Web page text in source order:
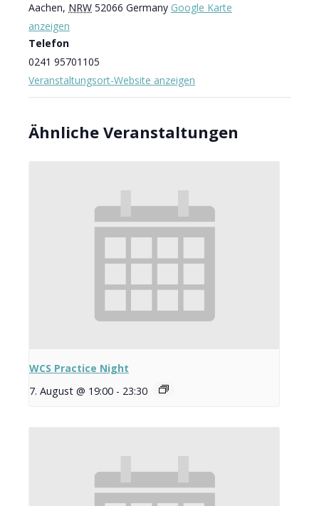
Aachen, NRW 52066 Germany Google Karte
anzeigen
Telefon
0241 95701105
Veranstaltungsort-Website anzeigen
Ähnliche Veranstaltungen
WCS Practice Night
7. August @ 19:00 - 23:30